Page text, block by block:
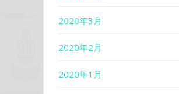
2020年3月
2020年2月
2020年1月